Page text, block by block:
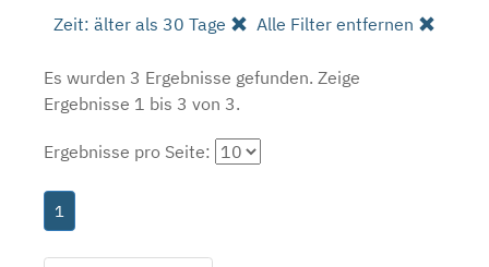
Zeit: älter als 30 Tage
Alle Filter entfernen
Es wurden 3 Ergebnisse gefunden. Zeige
Ergebnisse 1 bis 3 von 3.
Ergebnisse pro Seite:
1